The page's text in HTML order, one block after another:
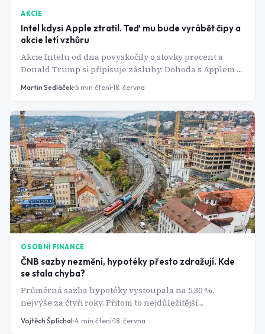
AKCIE
Intel kdysi Apple ztratil. Teď mu bude vyrábět čipy a
akcie letí vzhůru
Akcie Intelu od dna povyskočily o stovky procent a
Donald Trump si připisuje zásluhy. Dohoda s Applem je
poslední dílek skládačky, na které americká vláda
Martin Sedláček 5 min čtení 18. června
OSOBNÍ FINANCE
ČNB sazby nezmění, hypotéky přesto zdražují. Kde
se stala chyba?
Průměrná sazba hypotéky vystoupala na 5,30 %,
nejvýše za čtyři roky. Přitom to nejdůležitější
rozhodnutí se neodehrává v pražské Senovážné ulici,
ale na mezibankovním trhu v Evropě.
Vojtěch Šplíchal 4 min čtení 18. června